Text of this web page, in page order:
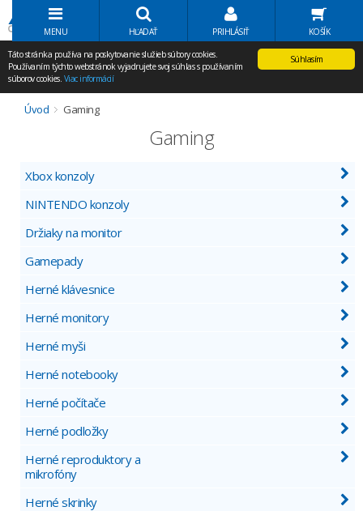
Volať Agem
MENU HĽADAŤ PRIHLÁSIŤ KOŠÍK
Súhlasím
Táto stránka používa na poskytovanie služieb súbory cookies.
Používaním týchto webstránok vyjadrujete svoj súhlas s používaním
súborov cookies. Viac informácií
Úvod Gaming
Gaming
Xbox konzoly
NINTENDO konzoly
Držiaky na monitor
Gamepady
Herné klávesnice
Herné monitory
Herné myši
Herné notebooky
Herné počítače
Herné podložky
Herné reproduktory a
mikrofóny
Herné skrinky